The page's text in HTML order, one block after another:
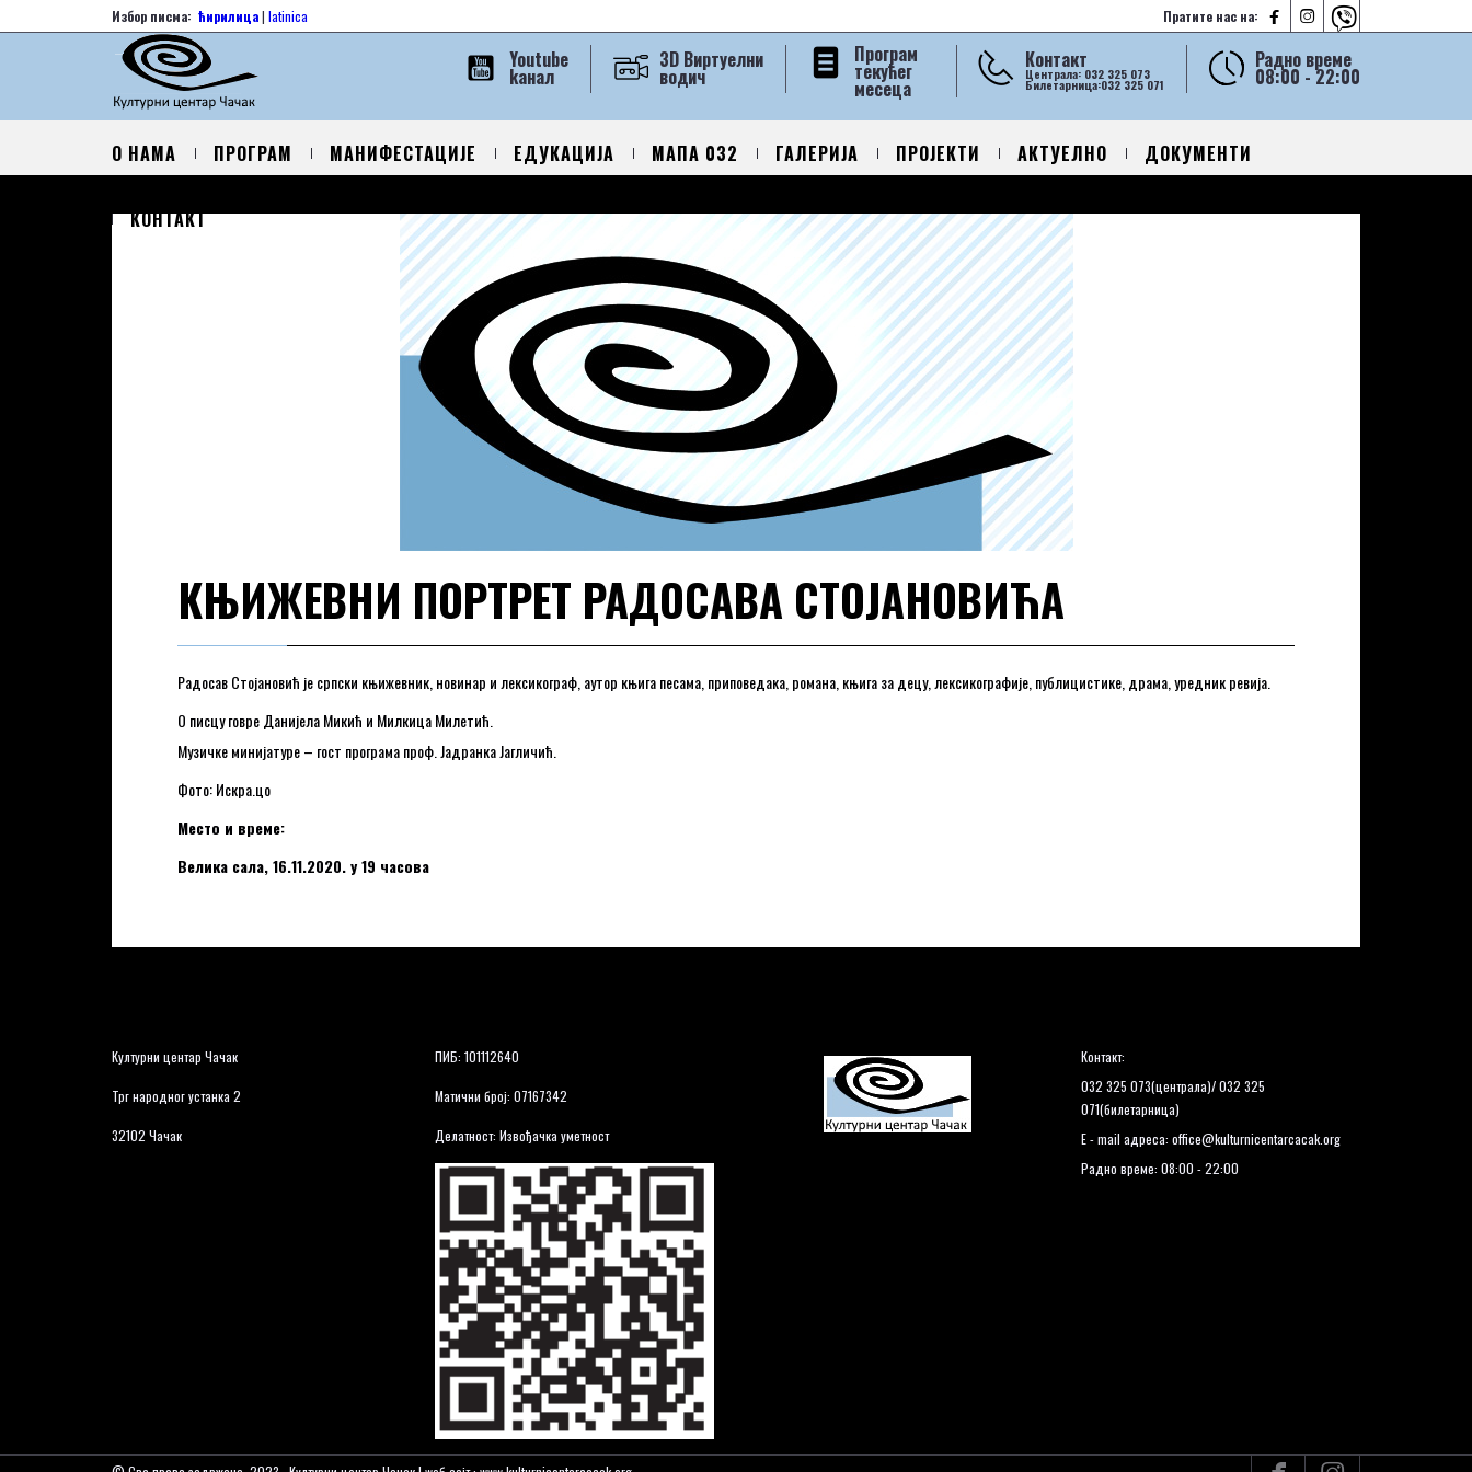
Пратите нас на:   
Избор писма: ћирилица| latinica
Радно време
08:00 - 22:00
Контакт
Централа: 032 325 073
Билетарница:032 325 071
Програм
текућег
месеца
3D Виртуелни
водич
Youtube
kанал
О НАМА ПРОГРАМ МАНИФЕСТАЦИЈЕ ЕДУКАЦИЈА МАПА 032 ГАЛЕРИЈА ПРОЈЕКТИ АКТУЕЛНО ДОКУМЕНТИ
КОНТАКТ
КЊИЖЕВНИ ПОРТРЕТ РАДОСАВА СТОЈАНОВИЋА
Радосав Стојановић је српски књижевник, новинар и лексикограф, аутор књига песама, приповедака, романа, књига за децу, лексикографије, публицистике, драма, уредник ревија.
О писцу говре Данијела Микић и Милкица Милетић.
Музичке минијатуре – гост програма проф. Јадранка Јагличић.
Фото: Искра.цо
Место и време:
Велика сала, 16.11.2020. у 19 часова
Културни центар Чачак
Трг народног устанка 2
32102 Чачак
ПИБ: 101112640
Матични број: 07167342
Делатност: Извођачка уметност
Контакт:
032 325 073(централа)/ 032 325
071(билетарница)
E - mail адреса: office@kulturnicentarcacak.org
Радно време: 08:00 - 22:00